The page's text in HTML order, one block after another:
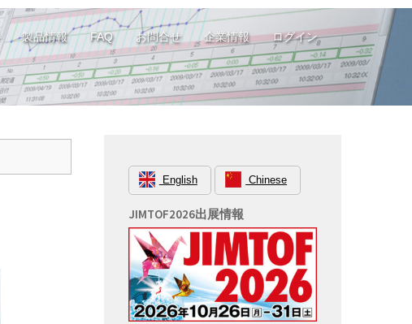
製品情報 FAQ お問合せ 企業情報 ログイン
English Chinese
JIMTOF2026出展情報